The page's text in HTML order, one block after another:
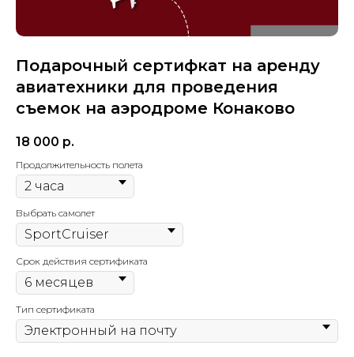
Подарочный сертифкат на аренду
авиатехники для проведения
съемок на аэродроме Конаково
18 000 р.
Продолжительность полета
Выбрать самолет
Срок действия сертификата
Тип сертификата